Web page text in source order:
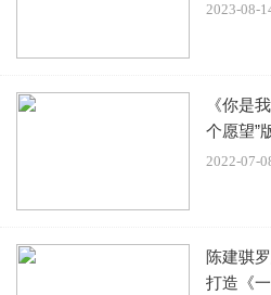
2023-08-
《你是
个愿望”
2022-07-
陈建骐
打造《